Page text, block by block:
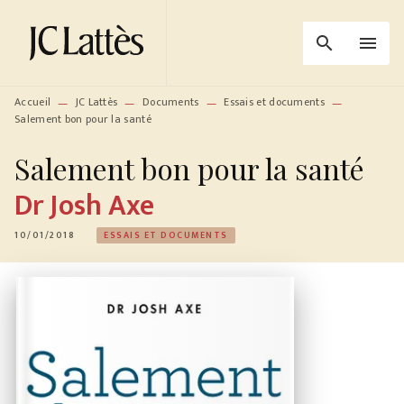
MENU RECHERCHE
PIED DE PAGE
search menu
Accueil — JC Lattès — Documents — Essais et documents —
Salement bon pour la santé
Salement bon pour la santé
Dr Josh Axe
10/01/2018 ESSAIS ET DOCUMENTS